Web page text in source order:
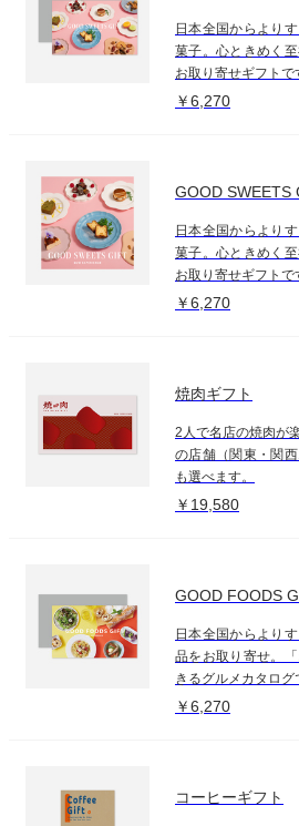
日本全国からより
菓子。心ときめく
お取り寄せギフトで
￥6,270
GOOD SWEETS
日本全国からより
菓子。心ときめく
お取り寄せギフトで
￥6,270
焼肉ギフト
2人で名店の焼肉が
の店舗（関東・関
も選べます。
￥19,580
GOOD FOODS
日本全国からより
品をお取り寄せ。
きるグルメカタログ
￥6,270
コーヒーギフト